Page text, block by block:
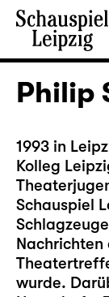
Philip
1993 in
Kolleg
Schauspiel
Nachrichten
wurde.